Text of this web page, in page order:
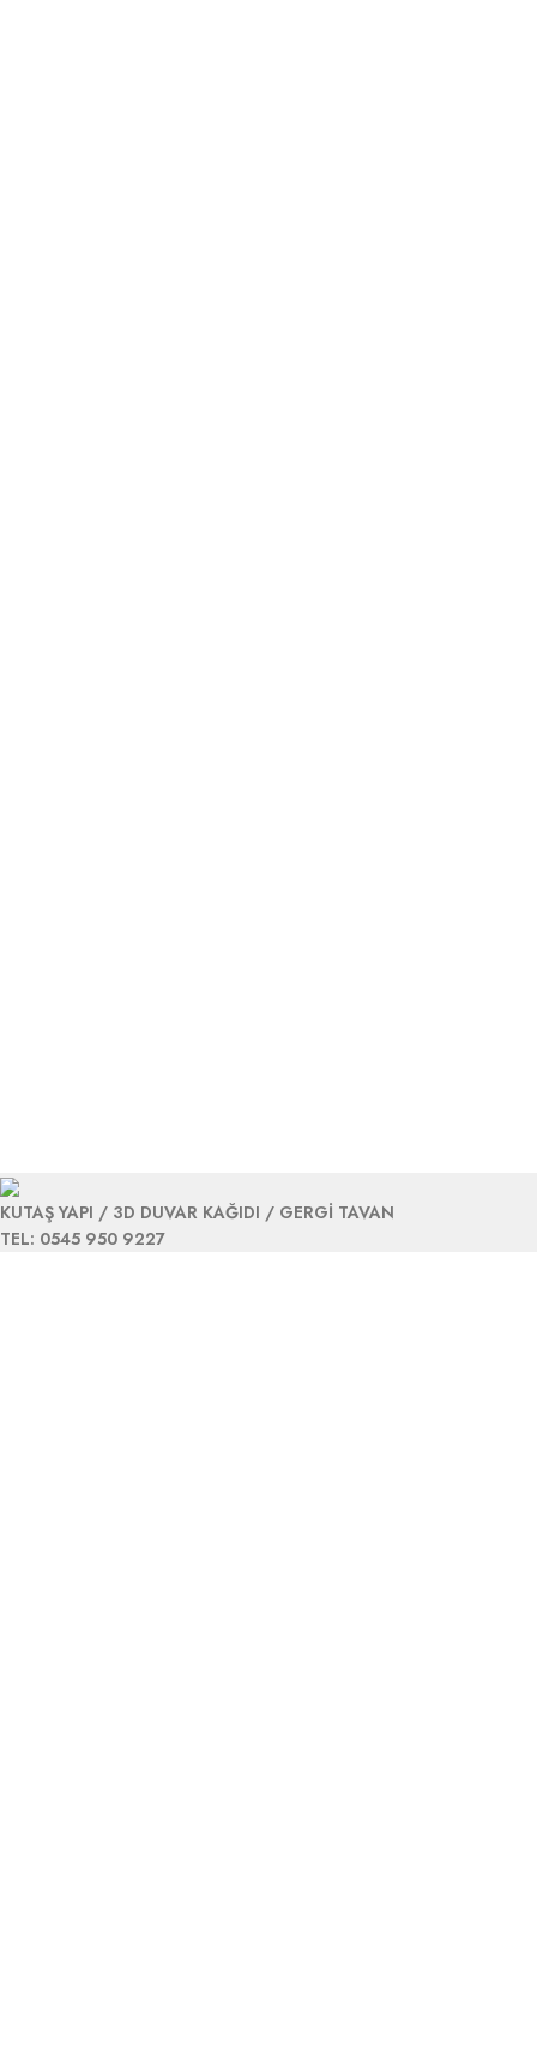
KUTAŞ YAPI / 3D DUVAR KAĞIDI / GERGİ TAVAN
TEL: 0545 950 9227